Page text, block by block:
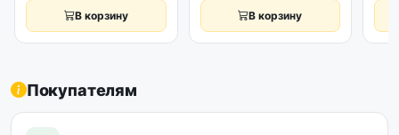
В корзину В корзину
Покупателям